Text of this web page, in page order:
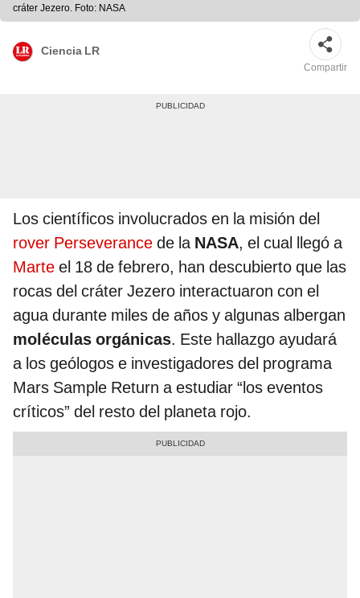
cráter Jezero. Foto: NASA
Ciencia LR
Compartir
Los científicos involucrados en la misión del
rover Perseverance de la NASA, el cual llegó a
Marte el 18 de febrero, han descubierto que las
rocas del cráter Jezero interactuaron con el
agua durante miles de años y algunas albergan
moléculas orgánicas. Este hallazgo ayudará
a los geólogos e investigadores del programa
Mars Sample Return a estudiar “los eventos
críticos” del resto del planeta rojo.